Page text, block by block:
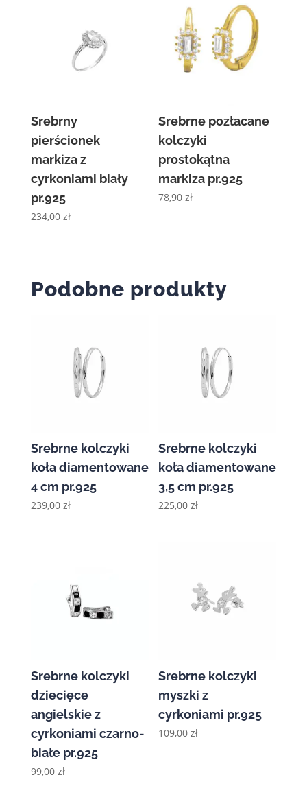
Srebrny
pierścionek
markiza z
cyrkoniami biały
pr.925
234,00 zł
Srebrne pozłacane
kolczyki
prostokątna
markiza pr.925
78,90zł
Podobne produkty
Srebrne kolczyki
koła diamentowane
4 cm pr.925
239,00 zł
Srebrne kolczyki
koła diamentowane
3,5 cm pr.925
225,00zł
Srebrne kolczyki
dziecięce
angielskie z
cyrkoniami czarno-
białe pr.925
99,00 zł
Srebrne kolczyki
myszki z
cyrkoniami pr.925
109,00zł